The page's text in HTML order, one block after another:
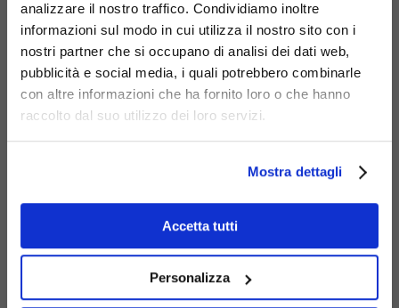
analizzare il nostro traffico. Condividiamo inoltre
informazioni sul modo in cui utilizza il nostro sito con i
nostri partner che si occupano di analisi dei dati web,
pubblicità e social media, i quali potrebbero combinarle
con altre informazioni che ha fornito loro o che hanno
raccolto dal suo utilizzo dei loro servizi.
Mostra dettagli
Accetta tutti
Personalizza
Materiali